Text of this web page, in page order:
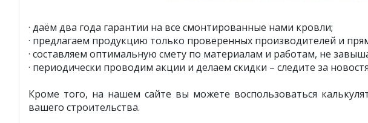
· даём два года гарантии на все смонтированные нами кровли;
· предлагаем продукцию только проверенных производителей и
· составляем оптимальную смету по материалам и работам, не
· периодически проводим акции и делаем скидки – следите за
Кроме того, на нашем сайте вы можете воспользоваться
вашего строительства.